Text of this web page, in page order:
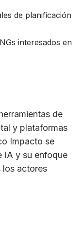
de planificación
interesados en
de
y plataformas
Impacto se
IA y su enfoque
los actores